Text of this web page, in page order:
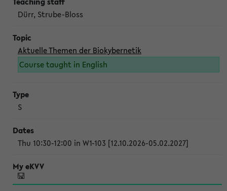
Dürr, Strube-Bloss
Aktuelle Themen der Biokybernetik
Course taught in English
S
Thu 10:30-12:00 in W1-103 [12.10.2026-05.02.2027]